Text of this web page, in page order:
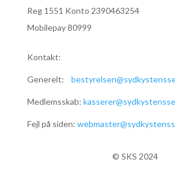
Reg 1551 Konto 2390463254
Mobilepay 80999
Kontakt:
Generelt:
Medlemsskab:
Fejl på siden:
© SKS 2024